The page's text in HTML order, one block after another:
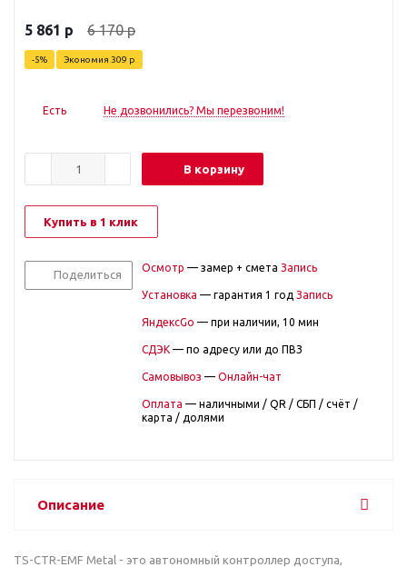
5 861 р 6 170р
-5% Экономия 309 р
Есть Не дозвонились? Мы перезвоним!
В корзину
Купить в 1 клик
Поделиться
Осмотр — замер + смета Запись
Установка — гарантия 1 год Запись
ЯндексGo — при наличии, 10 мин
СДЭК — по адресу или до ПВЗ
Самовывоз — Онлайн-чат
Оплата — наличными / QR / СБП / счёт /
карта / долями
Описание
TS-CTR-EMF Metal - это автономный контроллер доступа,